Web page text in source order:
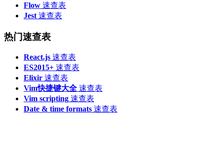
Flow 速查表
Jest 速查表
热门速查表
React.js 速查表
ES2015+ 速查表
Elixir 速查表
Vim快捷键大全 速查表
Vim scripting 速查表
Date & time formats 速查表